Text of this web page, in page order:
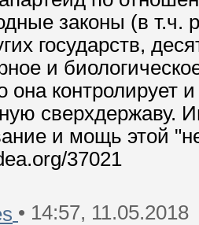
законы (в
государств,
и
она
сверхдержаву.
и мощь этой
37021
• 14:57, 11.05.2018